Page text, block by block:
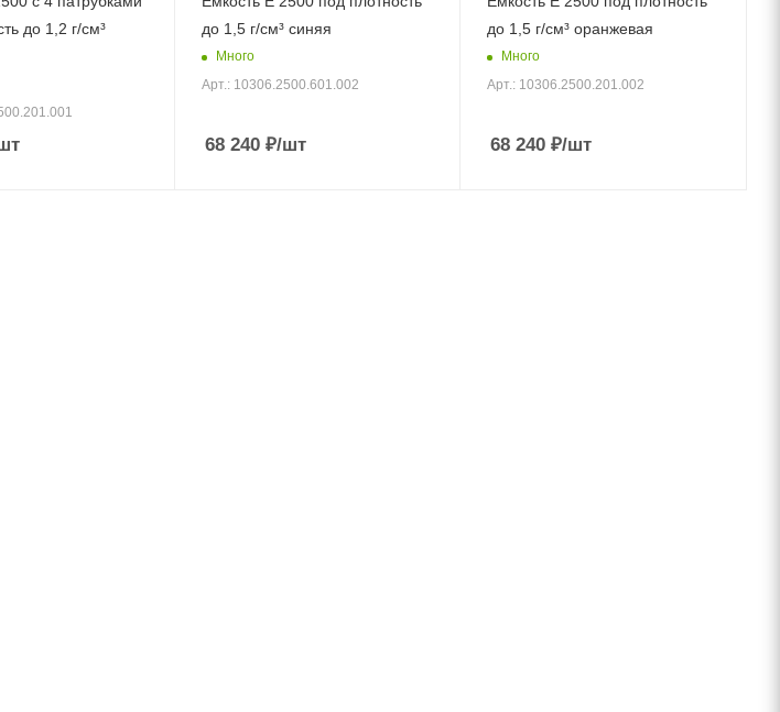
до 1,2 г/см³
до 1,5 г/см³ синяя
Много
Арт.: 10306.2500.601.002
68 240₽/шт
до 1,5 г/см³ оранжевая
Много
Арт.: 10306.2500.201.002
68 240 ₽/шт